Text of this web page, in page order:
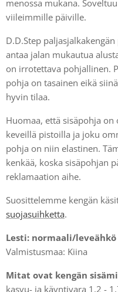
menossa mukana.
viileimmille päiville.
D.D.Step
antaa jalan mukautua
on irrotettava pohjallinen.
pohja on tasainen eikä
hyvin tilaa.
Huomaa, että sisäpohja
keveillä pistoilla ja joku
pohja on niin elastinen.
kenkää, koska sisäpohjan
reklamaation aihe.
Suosittelemme kengän
suojasuihketta.
Lesti: normaali/leveähkö
Valmistusmaa: Kiina
Mitat ovat kengän
kasvu- ja käyntivara 1,2 -